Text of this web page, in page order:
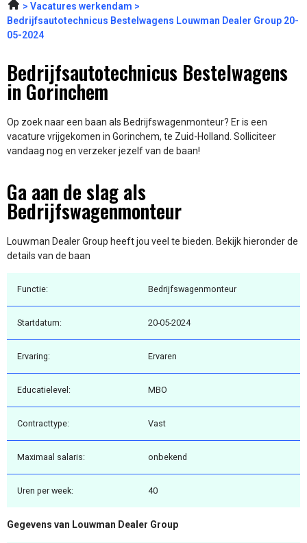
Vacatures werkendam
Bedrijfsautotechnicus Bestelwagens Louwman Dealer Group 20-
05-2024
Bedrijfsautotechnicus Bestelwagens
in Gorinchem
Op zoek naar een baan als Bedrijfswagenmonteur? Er is een
vacature vrijgekomen in Gorinchem, te Zuid-Holland. Solliciteer
vandaag nog en verzeker jezelf van de baan!
Ga aan de slag als
Bedrijfswagenmonteur
Louwman Dealer Group heeft jou veel te bieden. Bekijk hieronder de
details van de baan
Functie: Bedrijfswagenmonteur
Startdatum: 20-05-2024
Ervaring: Ervaren
Educatielevel: MBO
Contracttype: Vast
Maximaal salaris: onbekend
Uren per week: 40
Gegevens van Louwman Dealer Group